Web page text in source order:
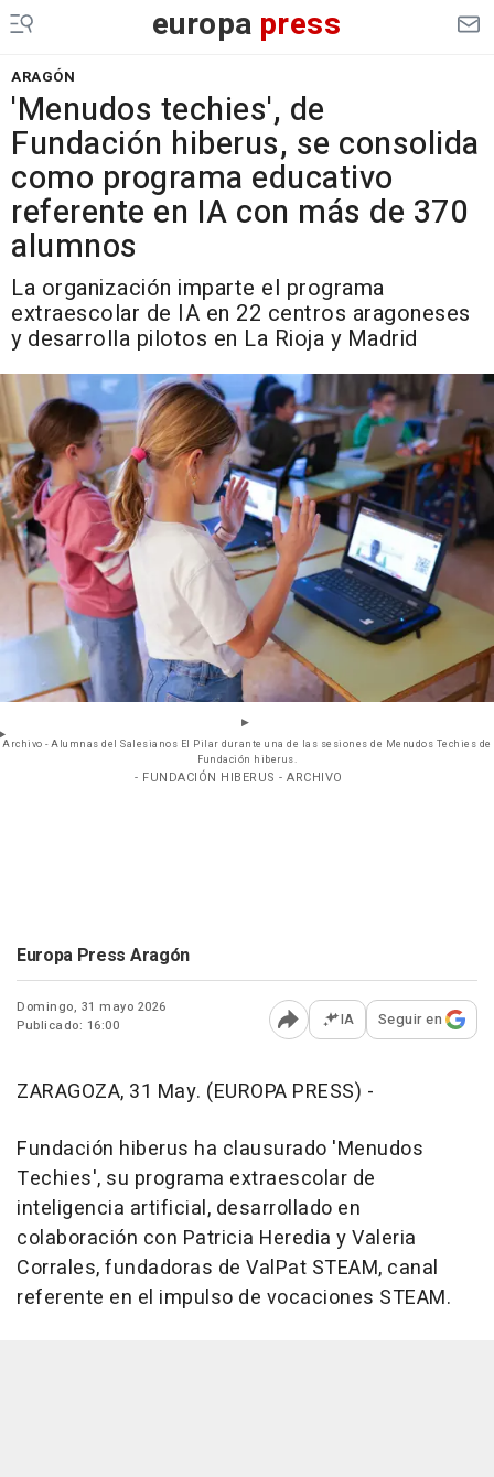
europa press
ARAGÓN
'Menudos techies', de
Fundación hiberus, se consolida
como programa educativo
referente en IA con más de 370
alumnos
La organización imparte el programa
extraescolar de IA en 22 centros aragoneses
y desarrolla pilotos en La Rioja y Madrid
Archivo - Alumnas del Salesianos El Pilar durante una de las sesiones de Menudos Techies de
Fundación hiberus.
- FUNDACIÓN HIBERUS - ARCHIVO
Europa Press Aragón
Domingo, 31 mayo 2026
Publicado: 16:00
Abrir opciones para
IA Seguir en
ZARAGOZA, 31 May. (EUROPA PRESS) -
Fundación hiberus ha clausurado 'Menudos
Techies', su programa extraescolar de
inteligencia artificial, desarrollado en
colaboración con Patricia Heredia y Valeria
Corrales, fundadoras de ValPat STEAM, canal
referente en el impulso de vocaciones STEAM.